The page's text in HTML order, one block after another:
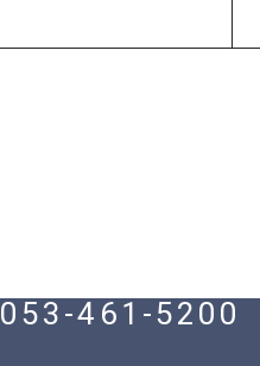
053-461-5200